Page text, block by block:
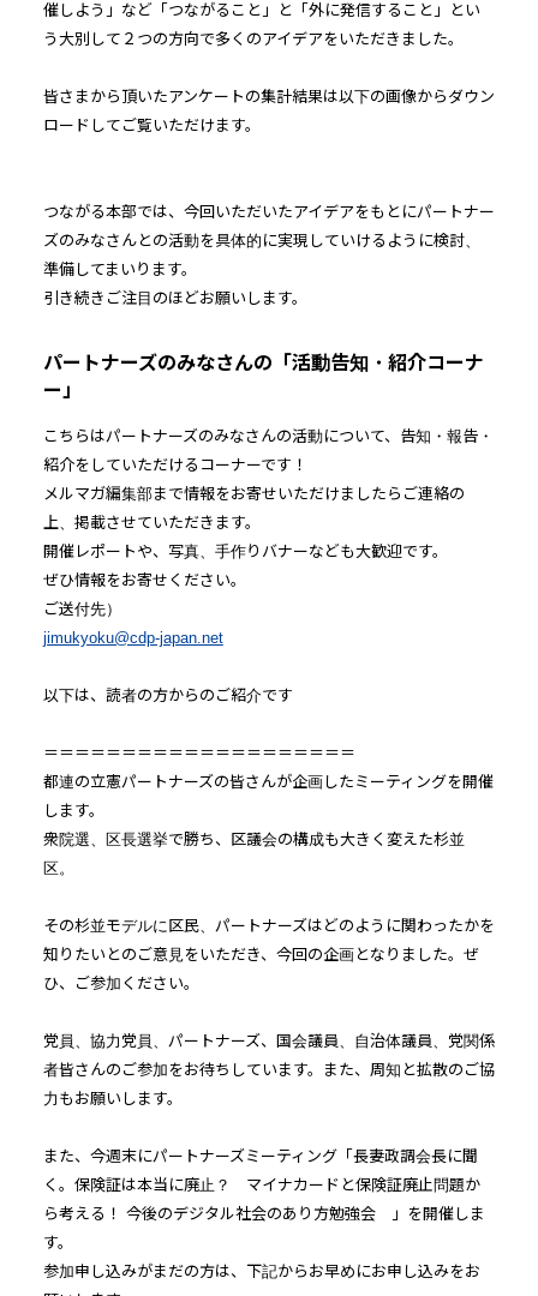
催しよう」など「つながること」と「外に発信すること」とい
う大別して２つの方向で多くのアイデアをいただきました。
皆さまから頂いたアンケートの集計結果は以下の画像からダウン
ロードしてご覧いただけます。
つながる本部では、今回いただいたアイデアをもとにパートナー
ズのみなさんとの活動を具体的に実現していけるように検討、
準備してまいります。
引き続きご注目のほどお願いします。
パートナーズのみなさんの「活動告知・紹介コーナ
ー」
こちらはパートナーズのみなさんの活動について、告知・報告・
紹介をしていただけるコーナーです！
メルマガ編集部まで情報をお寄せいただけましたらご連絡の
上、掲載させていただきます。
開催レポートや、写真、手作りバナーなども大歓迎です。
ぜひ情報をお寄せください。
ご送付先）
jimukyoku@cdp-japan.net
以下は、読者の方からのご紹介です
＝＝＝＝＝＝＝＝＝＝＝＝＝＝＝＝＝＝＝＝
都連の立憲パートナーズの皆さんが企画したミーティングを開催
します。
衆院選、区長選挙で勝ち、区議会の構成も大きく変えた杉並
区。
その杉並モデルに区民、パートナーズはどのように関わったかを
知りたいとのご意見をいただき、今回の企画となりました。ぜ
ひ、ご参加ください。
党員、協力党員、パートナーズ、国会議員、自治体議員、党関係
者皆さんのご参加をお待ちしています。また、周知と拡散のご協
力もお願いします。
また、今週末にパートナーズミーティング「長妻政調会長に聞
く。保険証は本当に廃止？ マイナカードと保険証廃止問題か
ら考える！ 今後のデジタル社会のあり方勉強会 」を開催しま
す。
参加申し込みがまだの方は、下記からお早めにお申し込みをお